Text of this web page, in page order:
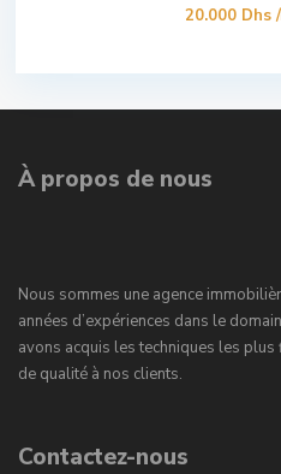
20.000 Dhs
À propos de nous
Nous sommes une agence
années d’expériences dans le
avons acquis les techniques les
de qualité à nos clients.
Contactez-nous